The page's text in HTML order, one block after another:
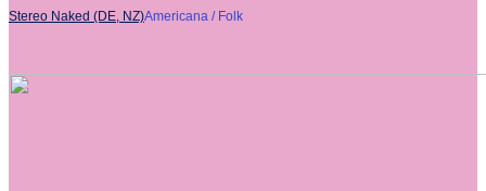
Stereo Naked (DE, NZ)Americana / Folk